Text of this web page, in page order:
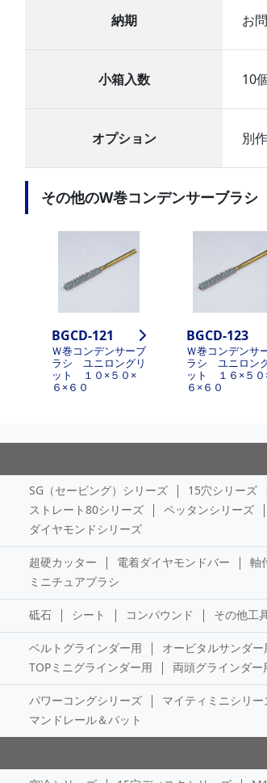
納期 お
小箱入数 10
オプション 別
その他のW巻コンデンサーブラ
BGCD-121
Ｗ巻コンデンサーブ
ラシ ユニロングリ
ット １０×５０×
６×６０
BGCD-123
Ｗ巻コンデンサ
ラシ ユニロン
ット １６×５
６×６０
SG（セービング）シリーズ 15穴シリーズ
ストレート80シリーズ
ペッタンシリーズ
ダイヤモンドシリーズ
超硬カッター 電着ダイヤモンドバー 軸
ミニチュアブラシ
砥石 シート コンパウンド その他工
ベルトグラインダー用 オービタルサンダー
TOPミニグラインダー用
両頭グラインダー
パワーコングシリーズ マイティミニシリー
マンドレール＆パット